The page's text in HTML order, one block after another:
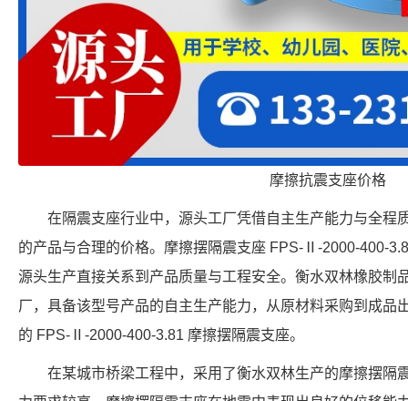
摩擦抗震支座价格
在隔震支座行业中，源头工厂凭借自主生产能力与全程
的产品与合理的价格。摩擦摆隔震支座 FPS-Ⅱ-2000-400-
源头生产直接关系到产品质量与工程安全。衡水双林橡胶制
厂，具备该型号产品的自主生产能力，从原材料采购到成品
的 FPS-Ⅱ-2000-400-3.81 摩擦摆隔震支座。
在某城市桥梁工程中，采用了衡水双林生产的摩擦摆隔